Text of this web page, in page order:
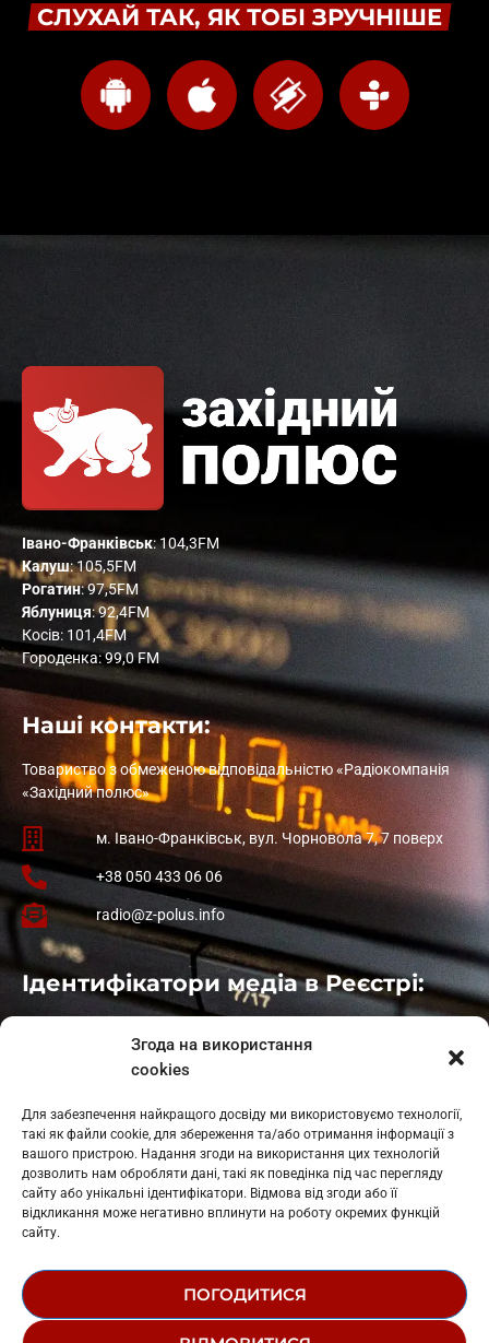
Згода на використання
cookies
Для забезпечення найкращого досвіду ми використовуємо технології,
такі як файли cookie, для збереження та/або отримання інформації з
вашого пристрою. Надання згоди на використання цих технологій
дозволить нам обробляти дані, такі як поведінка під час перегляду
сайту або унікальні ідентифікатори. Відмова від згоди або її
відкликання може негативно вплинути на роботу окремих функцій
сайту.
ПОГОДИТИСЯ
СЛУХАЙ ТАК, ЯК ТОБІ ЗРУЧНІШЕ
Івано-Франківськ: 104,3FM
Калуш: 105,5FM
Рогатин: 97,5FM
Яблуниця: 92,4FM
Косів: 101,4FM
Городенка: 99,0 FM
Наші контакти:
Товариство з обмеженою відповідальністю «Радіокомпанія
«Західний полюс»
м. Івано-Франківськ, вул. Чорновола 7, 7 поверх
+38 050 433 06 06
radio@z-polus.info
Ідентифікатори медіа в Реєстрі:
: L11-01410
: L11-01801
Косів: L11-01805
Гарасимів: L11-02274
© 1995-2026 РК «ЗАХІДНИЙ ПОЛЮС»